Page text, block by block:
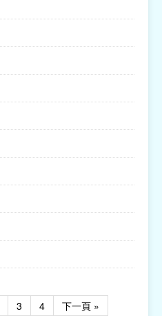
3 4 下一頁 »